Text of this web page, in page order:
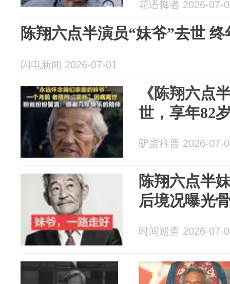
花语舞者 2026-07-
陈翔六点半演员“妹爷”去世 终
闪电新闻 2026-07-01
《陈翔六点
世，享年82
驴蛋科普 2026-07-
陈翔六点半
后境况曝光
时间巡查 2026-07-